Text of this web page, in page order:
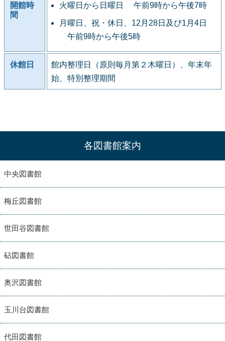
開館時
間
火曜日から日曜日 午前9時から午後7時
月曜日、祝・休日、12月28日及び1月4日
午前9時から午後5時
休館日
館内整理日（原則毎月第２木曜日）、年末年
始、特別整理期間
各図書館案内
中央図書館
梅丘図書館
世田谷図書館
砧図書館
奥沢図書館
玉川台図書館
代田図書館